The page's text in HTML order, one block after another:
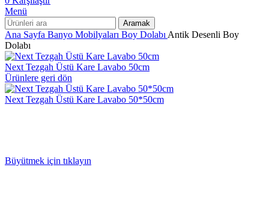
Menü
Aramak
Ana Sayfa Banyo Mobilyaları Boy Dolabı Antik Desenli Boy
Dolabı
Next Tezgah Üstü Kare Lavabo 50cm
Ürünlere geri dön
Next Tezgah Üstü Kare Lavabo 50*50cm
Büyütmek için tıklayın